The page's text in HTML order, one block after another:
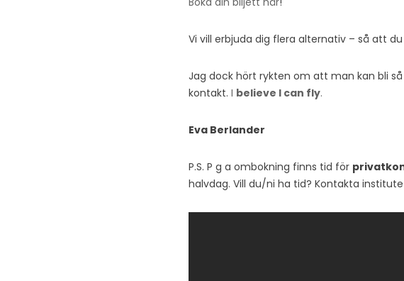
Vi vill erbjuda dig flera alternativ – så att
Jag dock hört rykten om att man kan bli
kontakt. I believe I can fly.
Eva Berlander
P.S. P g a ombokning finns tid för
halvdag. Vill du/ni ha tid? Kontakta